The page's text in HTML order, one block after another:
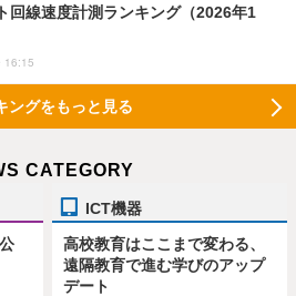
回線速度計測ランキング（2026年1
16:15
ングをもっと見る
CATEGORY
ICT機器
高校教育はここまで変わる、
遠隔教育で進む学びのアップ
デート